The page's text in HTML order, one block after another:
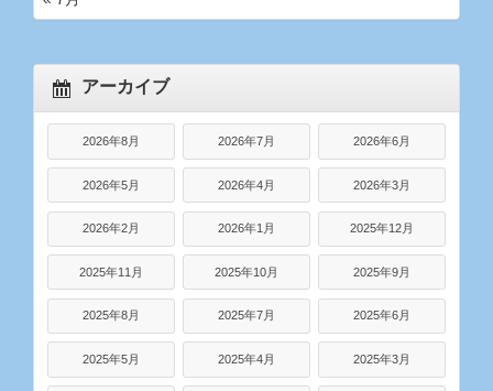
アーカイブ
2026年8月 2026年7月 2026年6月
2026年5月 2026年4月 2026年3月
2026年2月 2026年1月 2025年12月
2025年11月 2025年10月 2025年9月
2025年8月 2025年7月 2025年6月
2025年5月 2025年4月 2025年3月